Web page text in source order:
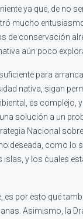
ya que, de
mucho
de conservación
aún poco
para
nativa, sigan
es complejo,
solución a un
Nacional
deseada, como
islas, y los cuales
es por esto que
Asimismo, la